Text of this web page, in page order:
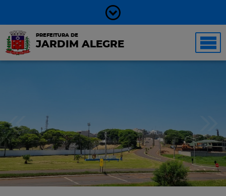
PREFEITURA DE
JARDIM ALEGRE